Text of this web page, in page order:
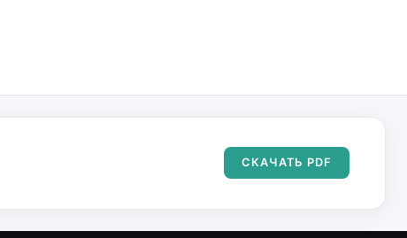
СКАЧАТЬ PDF